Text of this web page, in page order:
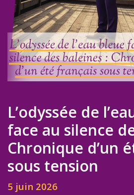
L’odyssée de
face au silence
Chronique d’un
sous tension
5 juin 2026